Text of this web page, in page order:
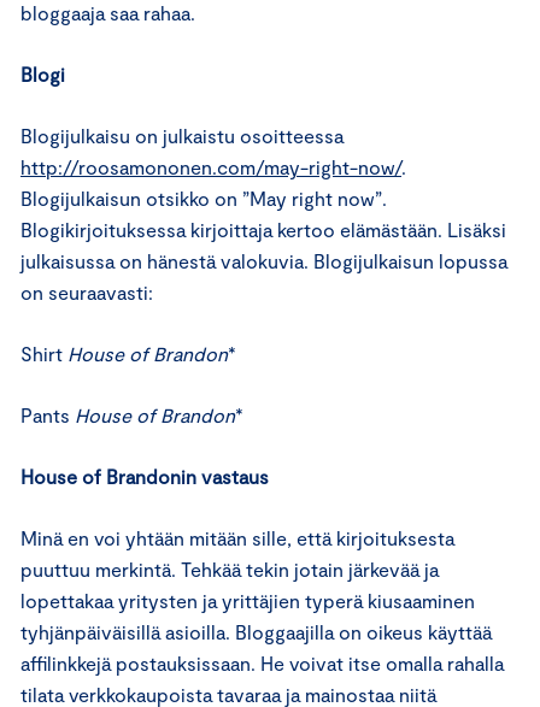
bloggaaja saa rahaa.
Blogi
Blogijulkaisu on julkaistu osoitteessa
http://roosamononen.com/may-right-now/.
Blogijulkaisun otsikko on ”May right now”.
Blogikirjoituksessa kirjoittaja kertoo elämästään. Lisäksi
julkaisussa on hänestä valokuvia. Blogijulkaisun lopussa
on seuraavasti:
Shirt House of Brandon*
Pants House of Brandon*
House of Brandonin vastaus
Minä en voi yhtään mitään sille, että kirjoituksesta
puuttuu merkintä. Tehkää tekin jotain järkevää ja
lopettakaa yritysten ja yrittäjien typerä kiusaaminen
tyhjänpäiväisillä asioilla. Bloggaajilla on oikeus käyttää
affilinkkejä postauksissaan. He voivat itse omalla rahalla
tilata verkkokaupoista tavaraa ja mainostaa niitä